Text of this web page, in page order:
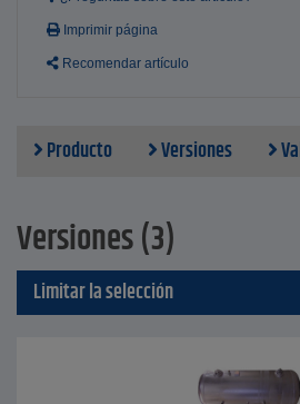
Imprimir página
Recomendar artículo
Producto Versiones
Versiones (3)
Limitar la selección